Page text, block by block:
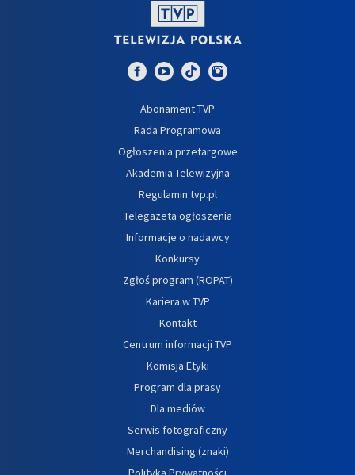
Abonament TVP
Rada Programowa
Ogłoszenia przetargowe
Akademia Telewizyjna
Regulamin tvp.pl
Telegazeta ogłoszenia
Informacje o nadawcy
Konkursy
Zgłoś program (ROPAT)
Kariera w TVP
Kontakt
Centrum informacji TVP
Komisja Etyki
Program dla prasy
Dla mediów
Serwis fotograficzny
Merchandising (znaki)